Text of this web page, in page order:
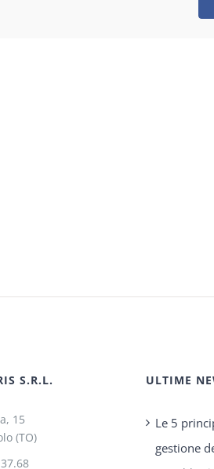
S.R.L.
15
(TO)
ULTIME
Le 5
gestione